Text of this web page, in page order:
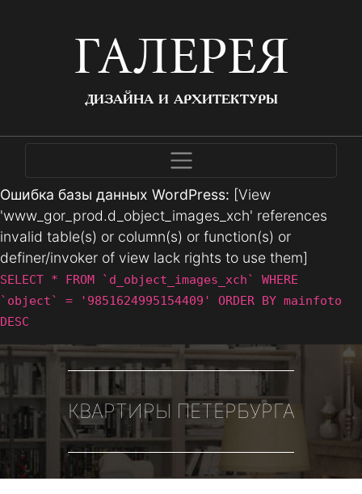
ГАЛЕРЕЯ
ДИЗАЙНА И АРХИТЕКТУРЫ
Ошибка базы данных WordPress: [View
'www_gor_prod.d_object_images_xch' references
invalid table(s) or column(s) or function(s) or
definer/invoker of view lack rights to use them]
SELECT * FROM `d_object_images_xch` WHERE
`object` = '9851624995154409' ORDER BY mainfoto
DESC
КВАРТИРЫ ПЕТЕРБУРГА